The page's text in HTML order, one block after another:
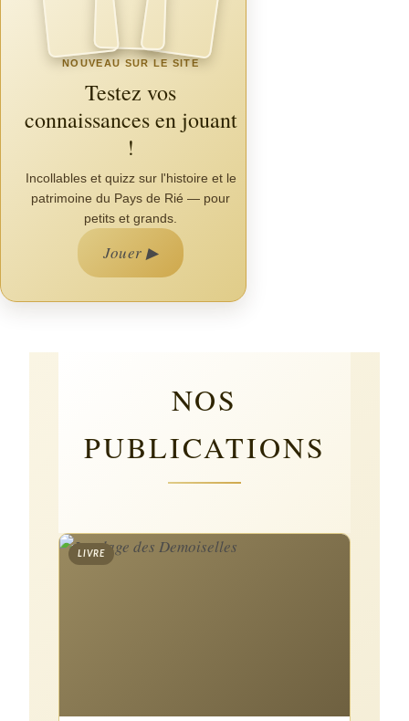
NOUVEAU SUR LE SITE
Testez vos
connaissances en jouant
!
Incollables et quizz sur l'histoire et le
patrimoine du Pays de Rié — pour
petits et grands.
Jouer ▶
NOS
PUBLICATIONS
LIVRE